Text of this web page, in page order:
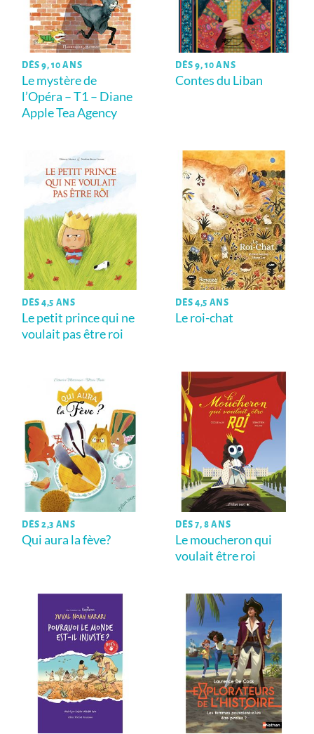
DÈS 9, 10 ANS
Le mystère de
l’Opéra – T1 – Diane
Apple Tea Agency
DÈS 9, 10 ANS
Contes du Liban
DÈS 4,5 ANS
Le petit prince qui ne
voulait pas être roi
DÈS 4,5 ANS
Le roi-chat
DÈS 2,3 ANS
Qui aura la fève?
DÈS 7, 8 ANS
Le moucheron qui
voulait être roi